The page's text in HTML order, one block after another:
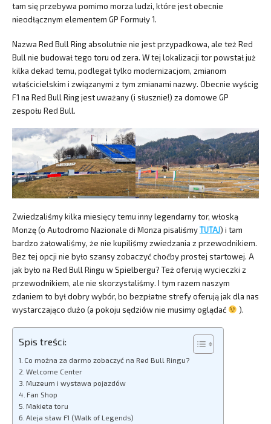
tam się przebywa pomimo morza ludzi, które jest obecnie
nieodłącznym elementem GP Formuły 1.
Nazwa Red Bull Ring absolutnie nie jest przypadkowa, ale też Red
Bull nie budował tego toru od zera. W tej lokalizacji tor powstał już
kilka dekad temu, podlegał tylko modernizacjom, zmianom
właścicielskim i związanymi z tym zmianami nazwy. Obecnie wyścig
F1 na Red Bull Ring jest uważany (i słusznie!) za domowe GP
zespołu Red Bull.
Zwiedzaliśmy kilka miesięcy temu inny legendarny tor, włoską
Monzę (o Autodromo Nazionale di Monza pisaliśmyTUTAJ) i tam
bardzo żałowaliśmy, że nie kupiliśmy zwiedzania z przewodnikiem.
Bez tej opcji nie było szansy zobaczyć choćby prostej startowej. A
jak było na Red Bull Ringu w Spielbergu? Też oferują wycieczki z
przewodnikiem, ale nie skorzystaliśmy. I tym razem naszym
zdaniem to był dobry wybór, bo bezpłatne strefy oferują jak dla nas
wystarczająco dużo (a pokoju sędziów nie musimy oglądać
).
Spis treści:
Co można za darmo zobaczyć na Red Bull Ringu?
Welcome Center
Muzeum i wystawa pojazdów
Fan Shop
Makieta toru
Aleja sław F1 (Walk of Legends)